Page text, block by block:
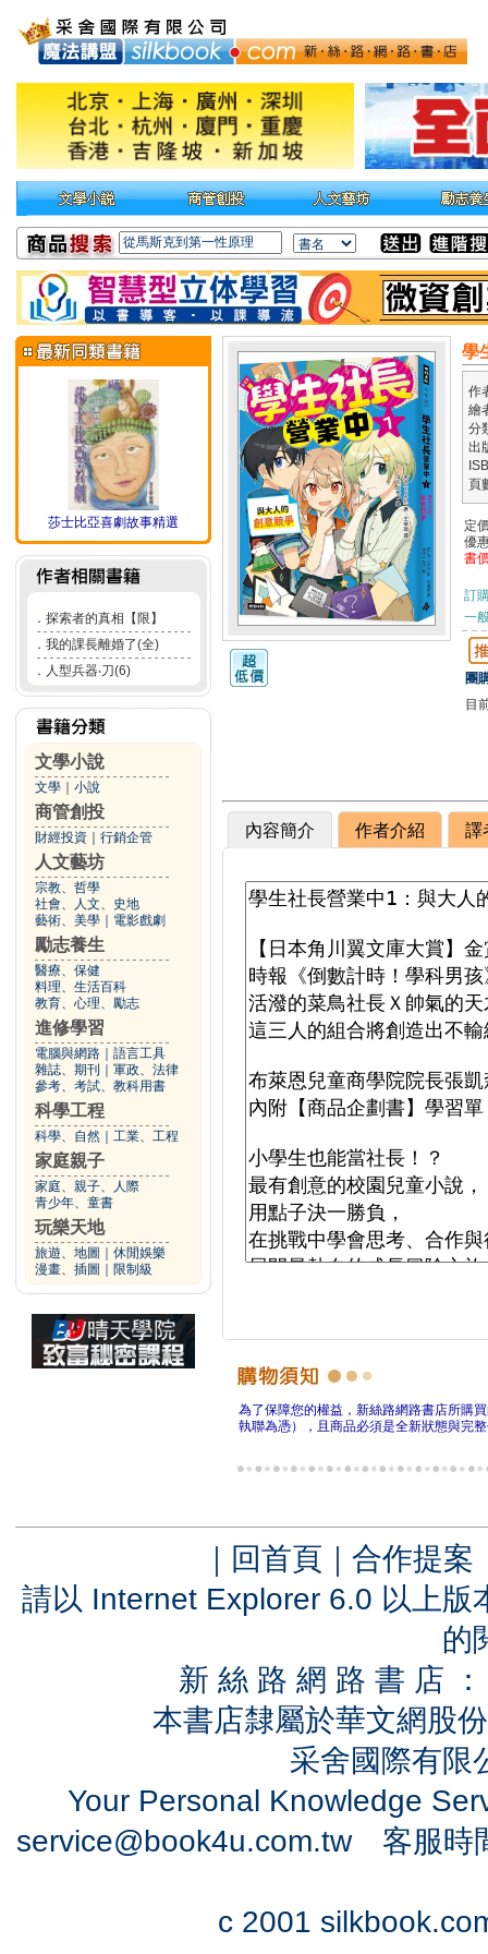
莎士比亞喜劇故事精選
． 探索者的真相【限】
． 我的課長離婚了(全)
． 人型兵器‧刀(6)
文學小說
文學 小說
商管創投
財經投資 行銷企管
人文藝坊
宗教、哲學
社會、人文、史地
藝術、美學
電影戲劇
勵志養生
醫療、保健
料理、生活百科
教育、心理、勵志
進修學習
電腦與網路
語言工具
雜誌、期刊
軍政、法律
參考、考試、教科用書
科學工程
科學、自然 工業、工程
家庭親子
家庭、親子、人際
青少年、童書
玩樂天地
旅遊、地圖
休閒娛樂
漫畫、插圖
限制級
學
作
繪
分
出
頁
定
優
書
訂
一
團
目
內容簡介 作者介紹 譯
為了保障您的權益，新絲路網路書店所購
執聯為憑），且商品必須是全新狀態與完
｜ 回首頁 ｜ 合作提案
請以 Internet Explorer 6.0 以上
的
新 絲 路 網 路 書 店
本書店隸屬於華文網股
采舍國際有
Your Personal Knowledge
service@book4u.com.tw客服時
c 2001